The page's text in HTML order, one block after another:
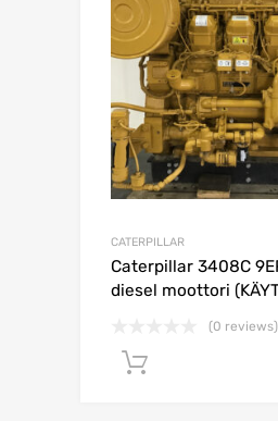
CATERPILLAR
Caterpillar 3408C
diesel moottori
(0 reviews)